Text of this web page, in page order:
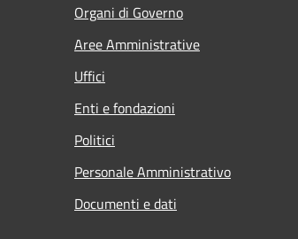
Organi di Governo
Aree Amministrative
Uffici
Enti e fondazioni
Politici
Personale Amministrativo
Documenti e dati